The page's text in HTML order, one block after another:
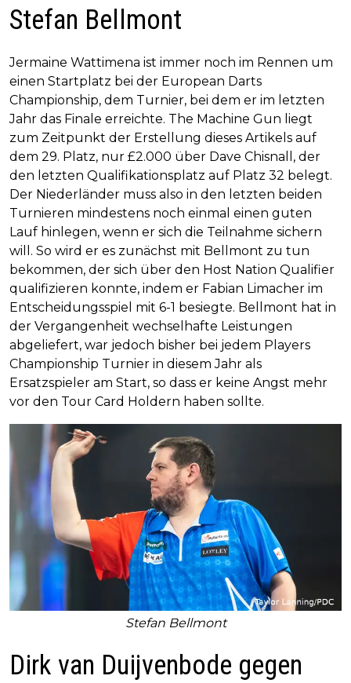
Stefan Bellmont
Jermaine Wattimena ist immer noch im Rennen um
einen Startplatz bei der European Darts
Championship, dem Turnier, bei dem er im letzten
Jahr das Finale erreichte. The Machine Gun liegt
zum Zeitpunkt der Erstellung dieses Artikels auf
dem 29. Platz, nur £2.000 über Dave Chisnall, der
den letzten Qualifikationsplatz auf Platz 32 belegt.
Der Niederländer muss also in den letzten beiden
Turnieren mindestens noch einmal einen guten
Lauf hinlegen, wenn er sich die Teilnahme sichern
will. So wird er es zunächst mit Bellmont zu tun
bekommen, der sich über den Host Nation Qualifier
qualifizieren konnte, indem er Fabian Limacher im
Entscheidungsspiel mit 6-1 besiegte. Bellmont hat in
der Vergangenheit wechselhafte Leistungen
abgeliefert, war jedoch bisher bei jedem Players
Championship Turnier in diesem Jahr als
Ersatzspieler am Start, so dass er keine Angst mehr
vor den Tour Card Holdern haben sollte.
Stefan Bellmont
Dirk van Duijvenbode gegen